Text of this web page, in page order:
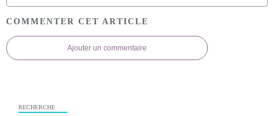
COMMENTER CET ARTICLE
Ajouter un commentaire
RECHERCHE